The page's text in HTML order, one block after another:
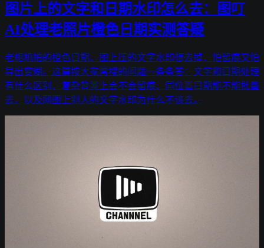
图片上的文字和日期水印怎么去：图叮
AI处理老照片橙色日期实测答疑
老相机拍的橙色日期、图上压的文字水印想去掉，怕留痕又怕
导出变糊。这篇按大家常搜的问题一条条答：文字和日期处理
有什么区别、复杂背景上会不会留痕、同位置日期能不能批量
去，以及网图上别人的文字水印为什么不该去。